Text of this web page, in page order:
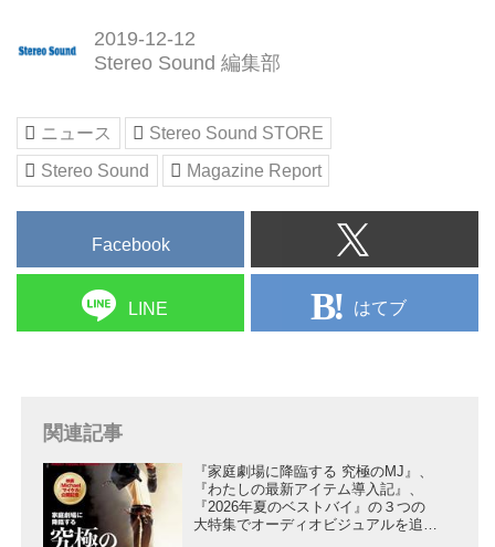
められています。本編の注目記事
はもちろん、冬号恒例の「ステレ
トバイ・コンポーネント」です。
ステレオサウンドグランプリ
Stereo Sou...
2019-12-12
Stereo Sound 編集部
ニュース
Stereo Sound STORE
Stereo Sound
Magazine Report
Facebook
LINE はてブ
関連記事
『家庭劇場に降臨する 究極のMJ』、
『わたしの最新アイテム導入記』、
『2026年夏のベストバイ』の３つの
大特集でオーディオビジュアルを追求